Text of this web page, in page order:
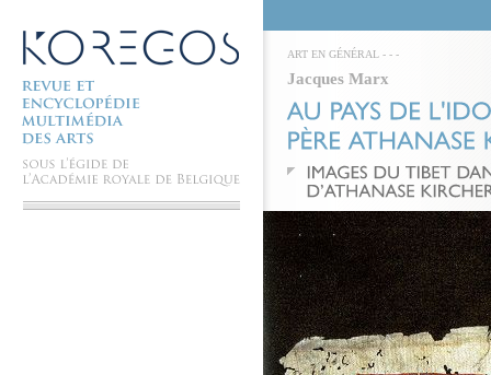
ART EN GÉNÉRAL - - -
Jacques Marx